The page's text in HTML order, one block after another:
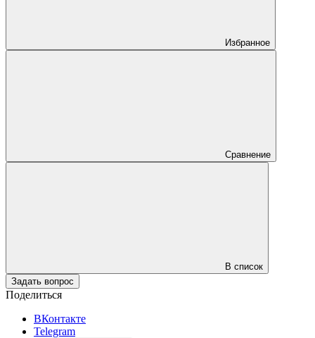
Избранное
Сравнение
В список
Задать вопрос
Поделиться
ВКонтакте
Telegram